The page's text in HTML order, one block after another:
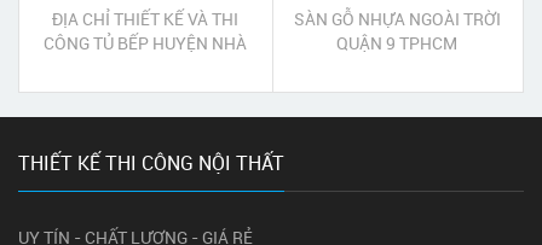
ĐỊA CHỈ THIẾT KẾ VÀ THI
CÔNG TỦ BẾP HUYỆN NHÀ
SÀN GỖ NHỰA NGOÀI TRỜI
QUẬN 9 TPHCM
THIẾT KẾ THI CÔNG NỘI THẤT
UY TÍN - CHẤT LƯỢNG - GIÁ RẺ